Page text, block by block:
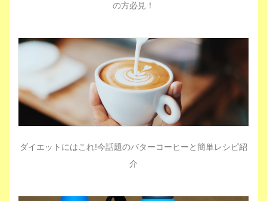
の方必見！
ダイエットにはこれ!今話題のバターコーヒーと簡単レシピ紹
介